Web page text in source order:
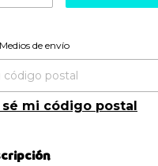
para el CP:
Medios de envío
sé mi código postal